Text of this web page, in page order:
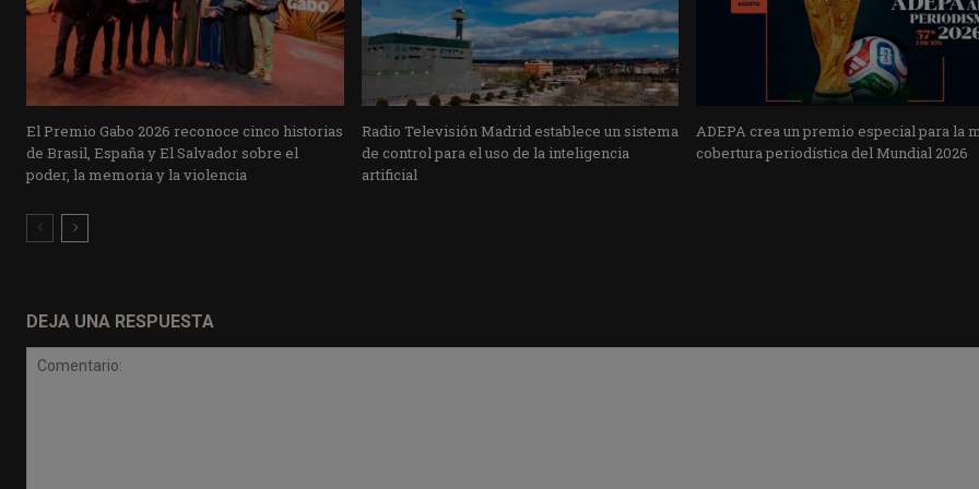
El Premio Gabo 2026 reconoce cinco historias
de Brasil, España y El Salvador sobre el
poder, la memoria y la violencia
Radio Televisión Madrid establece un sistema
de control para el uso de la inteligencia
artificial
ADEPA crea un premio especial para la
cobertura periodística del Mundial 2026
DEJA UNA RESPUESTA